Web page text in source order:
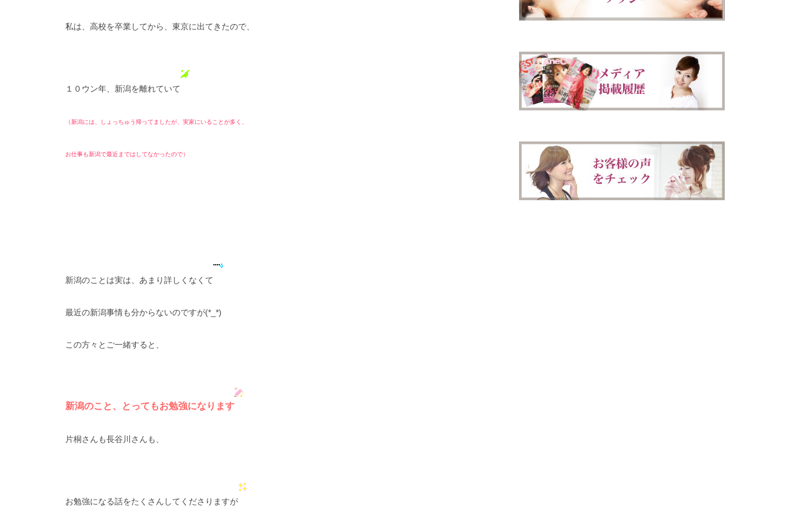
私は、高校を卒業してから、東京に出てきたので、
１０ウン年、新潟を離れていて
（新潟には、しょっちゅう帰ってましたが、実家にいることが多く、
お仕事も新潟で最近まではしてなかったので）
新潟のことは実は、あまり詳しくなくて
最近の新潟事情も分からないのですが(*_*)
この方々とご一緒すると、
新潟のこと、とってもお勉強になります
片桐さんも長谷川さんも、
お勉強になる話をたくさんしてくださりますが